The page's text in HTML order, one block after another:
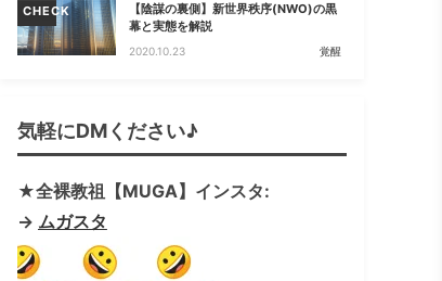
CHECK
【陰謀の裏側】新世界秩序(NWO)の黒
幕と実態を解説
2020.10.23 覚醒
気軽にDMください♪
★全裸教祖【MUGA】インスタ:
→ ムガスタ